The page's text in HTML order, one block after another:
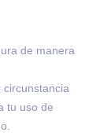
de manera
tu uso de